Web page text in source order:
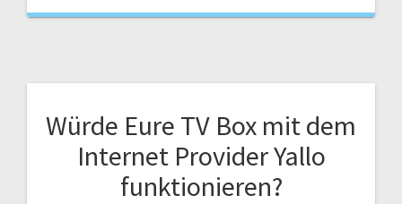
Würde Eure TV Box mit dem
Internet Provider Yallo
funktionieren?